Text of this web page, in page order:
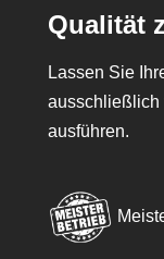
Qualität
Lassen Sie
ausschließlich
ausführen.